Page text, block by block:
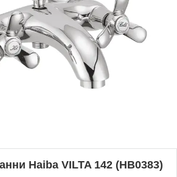
Haiba VILTA 142 (HB0383)